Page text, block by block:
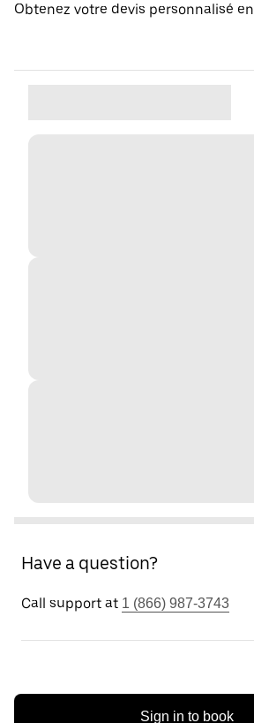
Obtenez votre devis personnalisé en
Have a question?
Call support at 1 (866) 987-3743
Sign in to book